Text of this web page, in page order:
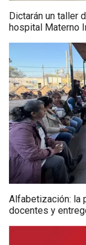
Dictarán un taller
hospital Materno
Alfabetización: la
docentes y